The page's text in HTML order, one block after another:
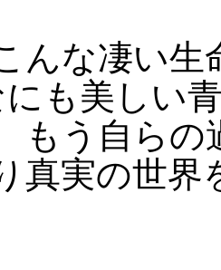
んな凄い生
にも美しい
もう自らの
真実の世界